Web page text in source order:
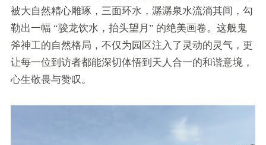
被大自然精心雕琢，三面环水，潺潺泉水流淌其间，勾
勒出一幅 “骏龙饮水，抬头望月” 的绝美画卷。这般鬼
斧神工的自然格局，不仅为园区注入了灵动的灵气，更
让每一位到访者都能深切体悟到天人合一的和谐意境，
心生敬畏与赞叹。